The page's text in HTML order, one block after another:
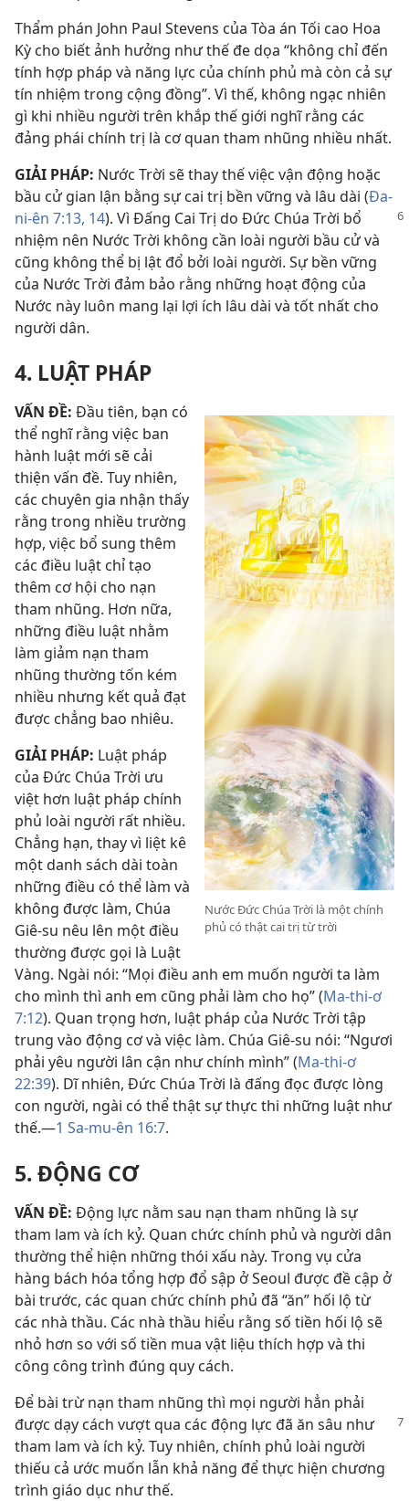
Thẩm phán John Paul Stevens của Tòa án Tối cao Hoa
Kỳ cho biết ảnh hưởng như thế đe dọa “không chỉ đến
tính hợp pháp và năng lực của chính phủ mà còn cả sự
tín nhiệm trong cộng đồng”. Vì thế, không ngạc nhiên
gì khi nhiều người trên khắp thế giới nghĩ rằng các
đảng phái chính trị là cơ quan tham nhũng nhiều nhất.
GIẢI PHÁP: Nước Trời sẽ thay thế việc vận động hoặc
bầu cử gian lận bằng sự cai trị bền vững và lâu dài (Đa-
ni-ên 7:13, 14). Vì Đấng Cai Trị do Đức Chúa Trời bổ
nhiệm nên Nước Trời không cần loài người bầu cử và
cũng không thể bị lật đổ bởi loài người. Sự bền vững
của Nước Trời đảm bảo rằng những hoạt động của
Nước này luôn mang lại lợi ích lâu dài và tốt nhất cho
người dân.
4. LUẬT PHÁP
Nước Đức Chúa Trời là một chính
phủ có thật cai trị từ trời
VẤN ĐỀ: Đầu tiên, bạn có
thể nghĩ rằng việc ban
hành luật mới sẽ cải
thiện vấn đề. Tuy nhiên,
các chuyên gia nhận thấy
rằng trong nhiều trường
hợp, việc bổ sung thêm
các điều luật chỉ tạo
thêm cơ hội cho nạn
tham nhũng. Hơn nữa,
những điều luật nhằm
làm giảm nạn tham
nhũng thường tốn kém
nhiều nhưng kết quả đạt
được chẳng bao nhiêu.
GIẢI PHÁP: Luật pháp
của Đức Chúa Trời ưu
việt hơn luật pháp chính
phủ loài người rất nhiều.
Chẳng hạn, thay vì liệt kê
một danh sách dài toàn
những điều có thể làm và
không được làm, Chúa
Giê-su nêu lên một điều
thường được gọi là Luật
Vàng. Ngài nói: “Mọi điều anh em muốn người ta làm
cho mình thì anh em cũng phải làm cho họ” (Ma-thi-ơ
7:12). Quan trọng hơn, luật pháp của Nước Trời tập
trung vào động cơ và việc làm. Chúa Giê-su nói: “Ngươi
phải yêu người lân cận như chính mình” (Ma-thi-ơ
22:39). Dĩ nhiên, Đức Chúa Trời là đấng đọc được lòng
con người, ngài có thể thật sự thực thi những luật như
thế.—1 Sa-mu-ên 16:7.
5. ĐỘNG CƠ
VẤN ĐỀ: Động lực nằm sau nạn tham nhũng là sự
tham lam và ích kỷ. Quan chức chính phủ và người dân
thường thể hiện những thói xấu này. Trong vụ cửa
hàng bách hóa tổng hợp đổ sập ở Seoul được đề cập ở
bài trước, các quan chức chính phủ đã “ăn” hối lộ từ
các nhà thầu. Các nhà thầu hiểu rằng số tiền hối lộ sẽ
nhỏ hơn so với số tiền mua vật liệu thích hợp và thi
công công trình đúng quy cách.
Để bài trừ nạn tham nhũng thì mọi người hẳn phải
được dạy cách vượt qua các động lực đã ăn sâu như
tham lam và ích kỷ. Tuy nhiên, chính phủ loài người
thiếu cả ước muốn lẫn khả năng để thực hiện chương
trình giáo dục như thế.